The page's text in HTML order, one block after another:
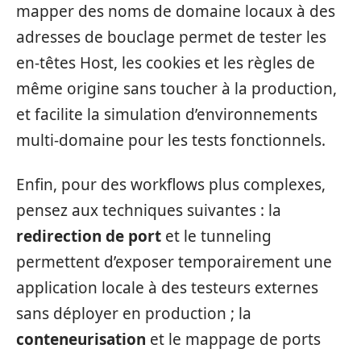
mapper des noms de domaine locaux à des
adresses de bouclage permet de tester les
en-têtes Host, les cookies et les règles de
même origine sans toucher à la production,
et facilite la simulation d’environnements
multi-domaine pour les tests fonctionnels.
Enfin, pour des workflows plus complexes,
pensez aux techniques suivantes : la
redirection de port et le tunneling
permettent d’exposer temporairement une
application locale à des testeurs externes
sans déployer en production ; la
conteneurisation et le mappage de ports